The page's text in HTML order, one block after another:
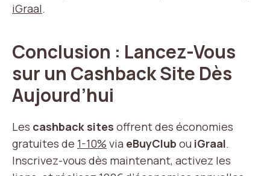
iGraal.
Conclusion : Lancez-Vous
sur un Cashback Site Dès
Aujourd’hui
Les cashback sites offrent des économies
gratuites de 1-10% via eBuyClub ou iGraal.
Inscrivez-vous dès maintenant, activez les